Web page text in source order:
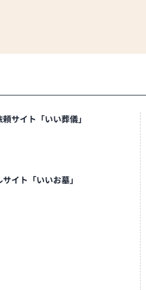
サイト「いい葬儀」
イト「いいお墓」